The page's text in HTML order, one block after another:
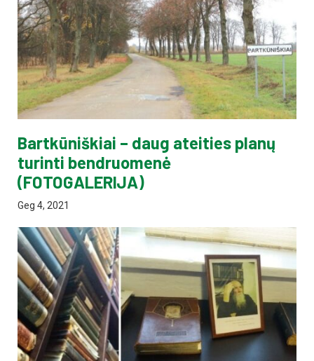
Bartkūniškiai – daug ateities planų
turinti bendruomenė
(FOTOGALERIJA)
Geg 4, 2021